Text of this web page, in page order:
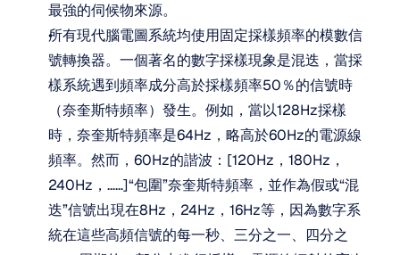
最強的伺候物來源。
所有現代腦電圖系統均使用固定採樣頻率的模數信
號轉換器。一個著名的數字採樣現象是混迭，當採
樣系統遇到頻率成分高於採樣頻率50％的信號時
（奈奎斯特頻率）發生。例如，當以128Hz採樣
時，奈奎斯特頻率是64Hz，略高於60Hz的電源線
頻率。然而，60Hz的諧波：[120Hz，180Hz，
240Hz，……]“包圍”奈奎斯特頻率，並作為假或“混
迭”信號出現在8Hz，24Hz，16Hz等，因為數字系
統在這些高頻信號的每一秒、三分之一、四分之